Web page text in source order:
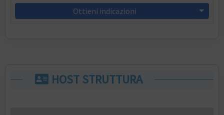
Ottieni indicazioni
HOST STRUTTURA